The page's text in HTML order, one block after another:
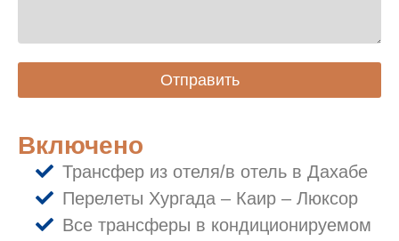
Отправить
Включено
Трансфер из отеля/в отель в Дахабе
Перелеты Хургада – Каир – Люксор
Все трансферы в кондиционируемом